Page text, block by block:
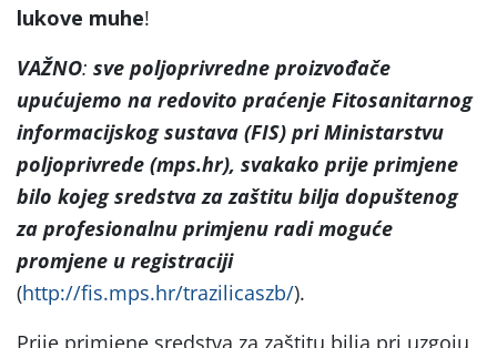
lukove muhe!
VAŽNO: sve poljoprivredne proizvođače
upućujemo na redovito praćenje Fitosanitarnog
informacijskog sustava (FIS) pri Ministarstvu
poljoprivrede (mps.hr), svakako prije primjene
bilo kojeg sredstva za zaštitu bilja dopuštenog
za profesionalnu primjenu radi moguće
promjene u registraciji
(http://fis.mps.hr/trazilicaszb/).
Prije primjene sredstva za zaštitu bilja pri uzgoju